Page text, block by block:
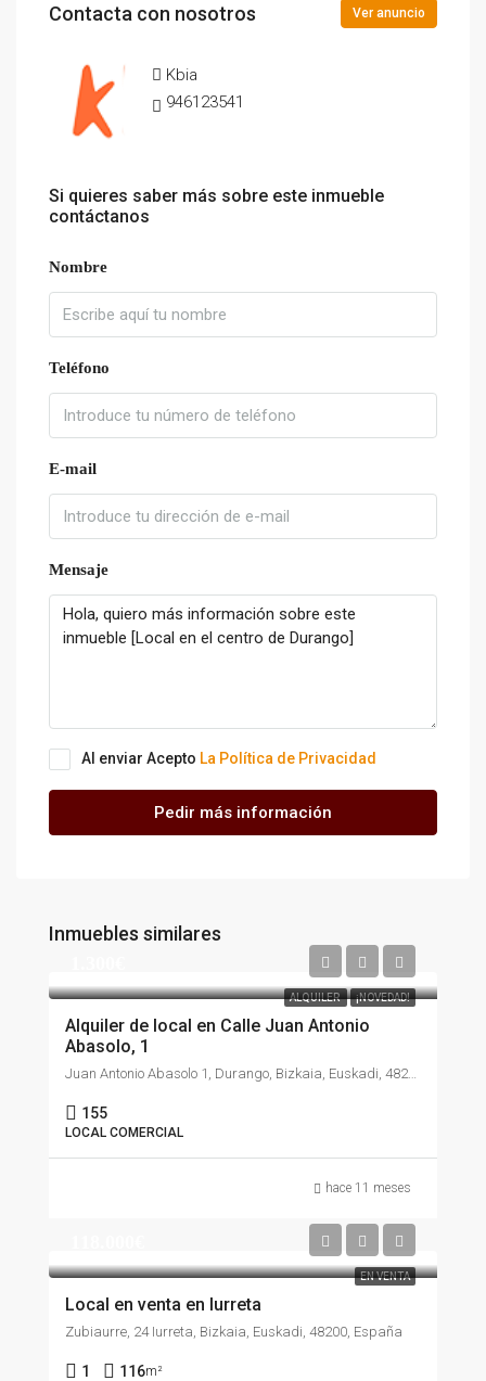
Contacta con nosotros Ver anuncio
Kbia
946123541
Si quieres saber más sobre este inmueble
contáctanos
Nombre
Teléfono
E-mail
Mensaje
Al enviar Acepto La Política de Privacidad
Pedir más información
Inmuebles similares
ALQUILER ¡NOVEDAD!
Alquiler de local en Calle Juan Antonio
Abasolo, 1
Juan Antonio Abasolo 1, Durango, Bizkaia, Euskadi, 48200, España
155
LOCAL COMERCIAL
hace 11 meses
EN VENTA
Local en venta en Iurreta
Zubiaurre, 24 Iurreta, Bizkaia, Euskadi, 48200, España
1 116m²